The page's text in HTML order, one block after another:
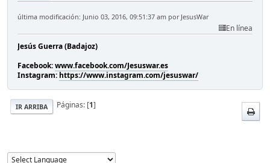
última modificación: Junio 03, 2016, 09:51:37 am por JesusWar
En línea
Jesús Guerra (Badajoz)
Facebook:www.facebook.com/Jesuswar.es
Instagram: https://www.instagram.com/jesuswar/
IR ARRIBA Páginas: [1]